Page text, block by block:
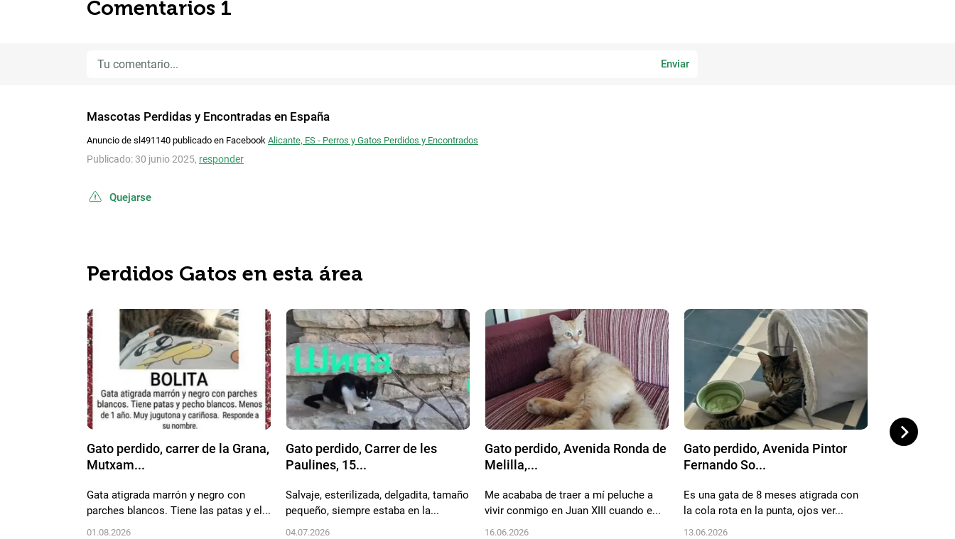
Comentarios 1
Enviar
Mascotas Perdidas y Encontradas en España
Anuncio de sl491140 publicado en Facebook Alicante, ES - Perros y Gatos Perdidos y Encontrados
Publicado: 30 junio 2025, responder
Quejarse
Perdidos Gatos en esta área
Gato perdido, carrer de la Grana,
Mutxam...
Gata atigrada marrón y negro con
parches blancos. Tiene las patas y el...
01.08.2026
Gato perdido, Carrer de les
Paulines, 15...
Salvaje, esterilizada, delgadita, tamaño
pequeño, siempre estaba en la...
04.07.2026
Gato perdido, Avenida Ronda de
Melilla,...
Me acababa de traer a mí peluche a
vivir conmigo en Juan XIII cuando e...
16.06.2026
Gato perdido, Avenida Pintor
Fernando So...
Es una gata de 8 meses atigrada con
la cola rota en la punta, ojos ver...
13.06.2026
Gato